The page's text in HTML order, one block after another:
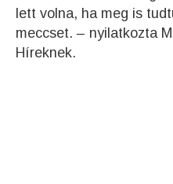
lett volna, ha meg is
meccset. – nyilatkozta
Híreknek.